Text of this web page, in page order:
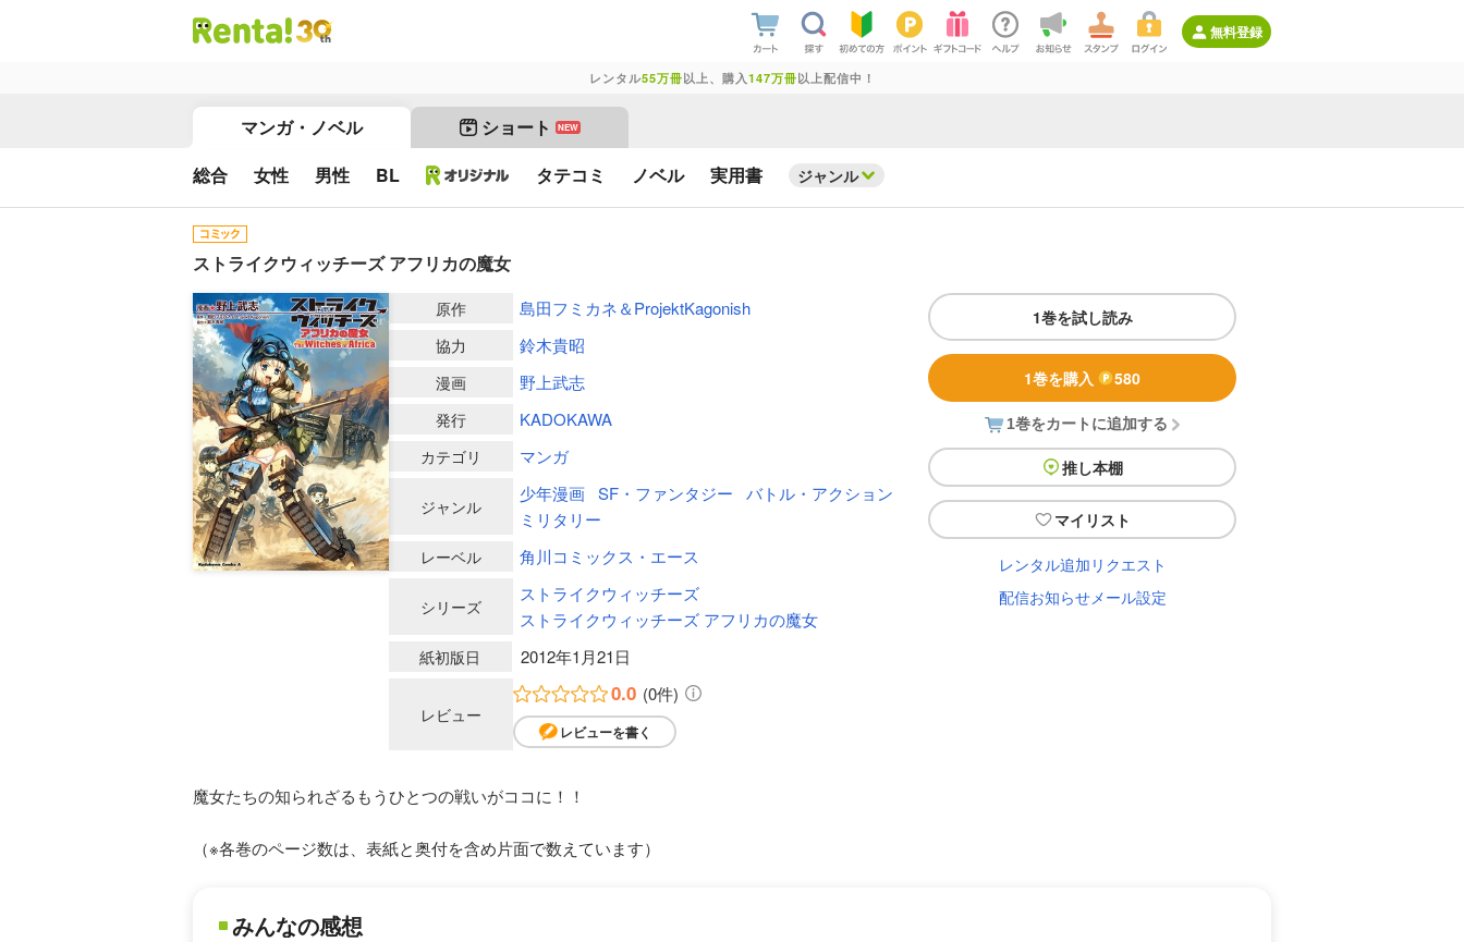
無料登録
レンタル55万冊以上、購入 147万冊以上配信中！
マンガ・ノベル ショート NEW
総合 女性 男性 BL タテコミ ノベル 実用書 ジャンル
ストライクウィッチーズ アフリカの魔女
1巻を試し読み
1巻を購入 580
1巻をカートに追加する
推し本棚
マイリスト
レンタル追加リクエスト
配信お知らせメール設定
原作 島田フミカネ＆ProjektKagonish
協力 鈴木貴昭
漫画 野上武志
発行 KADOKAWA
カテゴリ マンガ
ジャンル
少年漫画 SF・ファンタジー
バトル・アクション
ミリタリー
レーベル 角川コミックス・エース
シリーズ
ストライクウィッチーズ
ストライクウィッチーズ アフリカの魔女
紙初版日 2012年1月21日
レビュー
0.0 (0件)
レビューを書く
魔女たちの知られざるもうひとつの戦いがココに！！
（※各巻のページ数は、表紙と奥付を含め片面で数えています）
みんなの感想